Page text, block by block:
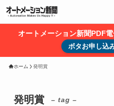
オートメーション新聞PDF
ボタお申し込
ホーム 発明賞
発明賞 – tag –